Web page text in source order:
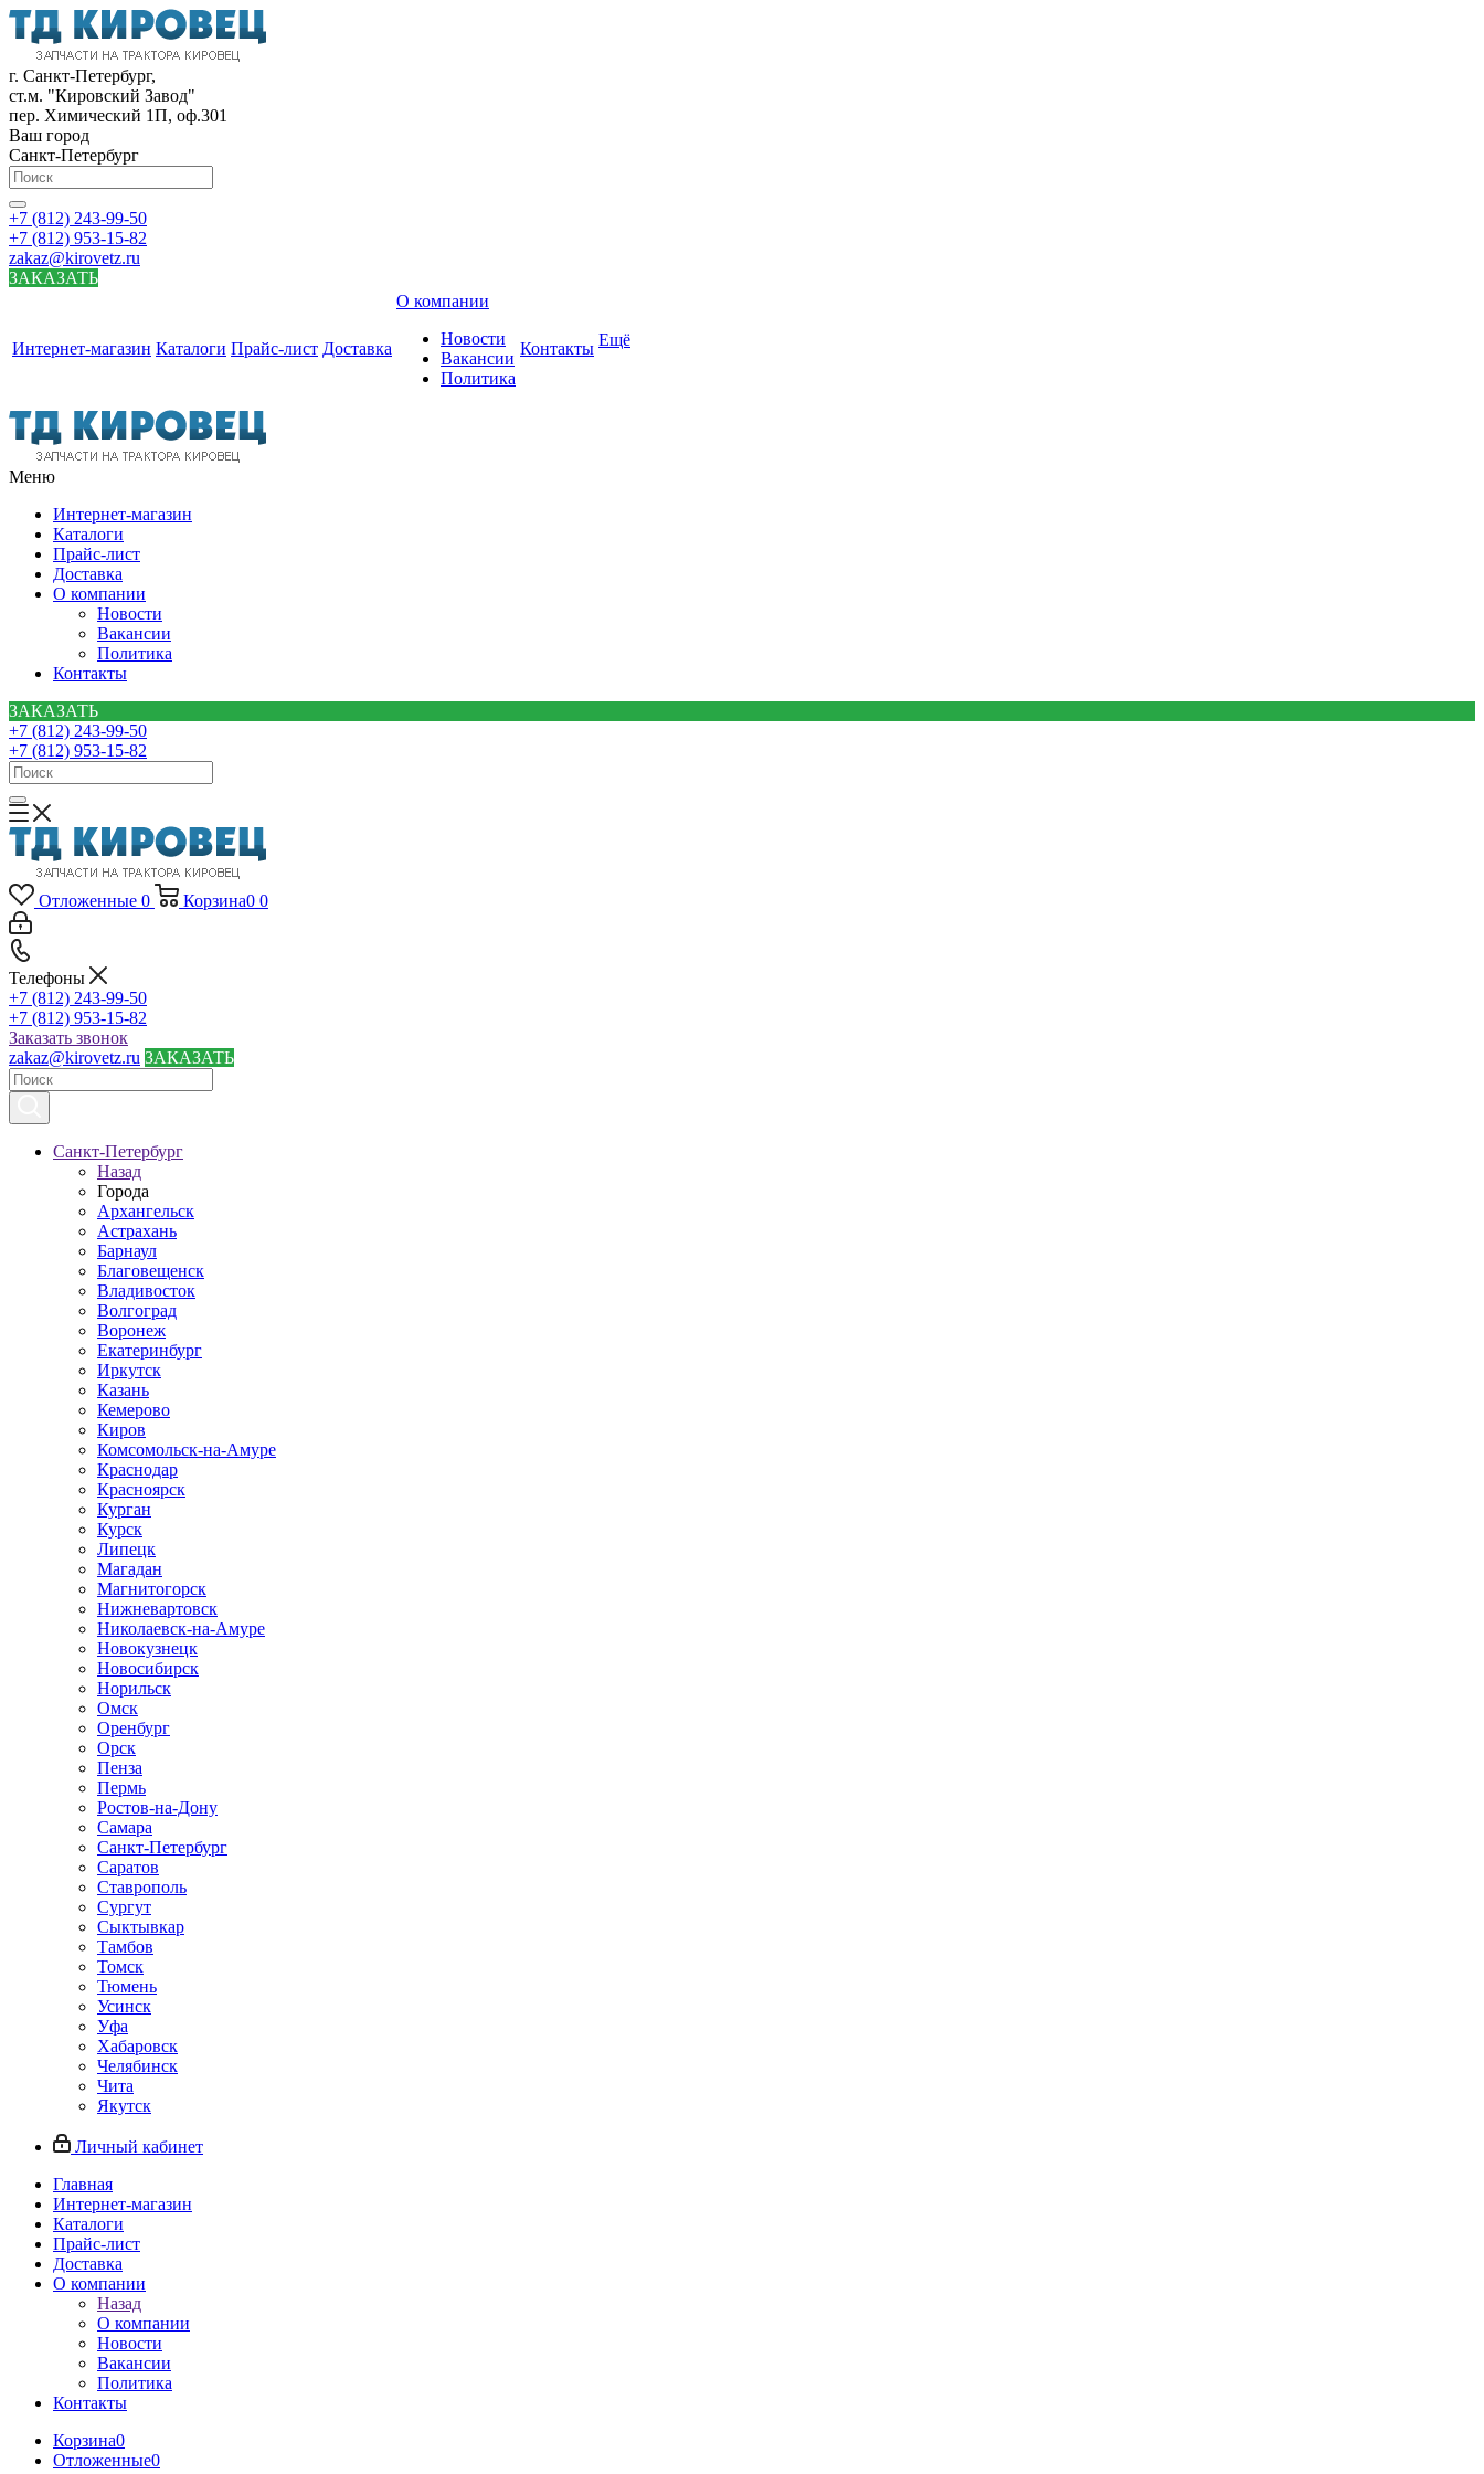
г. Санкт-Петербург,
ст.м. "Кировский Завод"
пер. Химический 1П, оф.301
Ваш город
Санкт-Петербург
+7 (812) 243-99-50
+7 (812) 953-15-82
zakaz@kirovetz.ru
ЗАКАЗАТЬ
Интернет-магазин Каталоги Прайс-лист Доставка
О компании
Новости
Вакансии
Политика
Контакты Ещё
Меню
Интернет-магазин
Каталоги
Прайс-лист
Доставка
О компании
Новости
Вакансии
Политика
Контакты
ЗАКАЗАТЬ
+7 (812) 243-99-50
+7 (812) 953-15-82
Отложенные 0 Корзина0 0
Телефоны
+7 (812) 243-99-50
+7 (812) 953-15-82
Заказать звонок
zakaz@kirovetz.ru ЗАКАЗАТЬ
Санкт-Петербург
Назад
Города
Архангельск
Астрахань
Барнаул
Благовещенск
Владивосток
Волгоград
Воронеж
Екатеринбург
Иркутск
Казань
Кемерово
Киров
Комсомольск-на-Амуре
Краснодар
Красноярск
Курган
Курск
Липецк
Магадан
Магнитогорск
Нижневартовск
Николаевск-на-Амуре
Новокузнецк
Новосибирск
Норильск
Омск
Оренбург
Орск
Пенза
Пермь
Ростов-на-Дону
Самара
Санкт-Петербург
Саратов
Ставрополь
Сургут
Сыктывкар
Тамбов
Томск
Тюмень
Усинск
Уфа
Хабаровск
Челябинск
Чита
Якутск
Личный кабинет
Главная
Интернет-магазин
Каталоги
Прайс-лист
Доставка
О компании
Назад
О компании
Новости
Вакансии
Политика
Контакты
Корзина0
Отложенные0